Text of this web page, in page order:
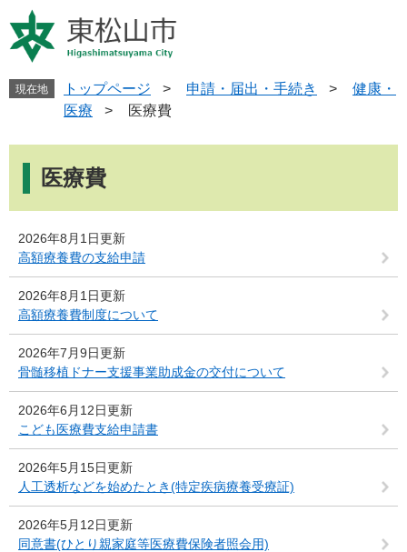
ー
ジ
す
ニ
ュ
し
現在地 トップページ > 申請・届出・手続き >
健康・
医療
> 医療費
医療費
2026年8月1日更新
高額療養費の支給申請
2026年8月1日更新
高額療養費制度について
2026年7月9日更新
骨髄移植ドナー支援事業助成金の交付について
2026年6月12日更新
こども医療費支給申請書
2026年5月15日更新
人工透析などを始めたとき(特定疾病療養受療証)
2026年5月12日更新
同意書(ひとり親家庭等医療費保険者照会用)